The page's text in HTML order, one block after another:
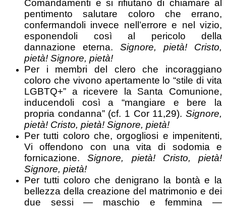
Comandamenti e si rifiutano di chiamare al
pentimento salutare coloro che errano,
confermandoli invece nell’errore e nel vizio,
esponendoli così al pericolo della
dannazione eterna. Signore, pietà! Cristo,
pietà! Signore, pietà!
Per i membri del clero che incoraggiano
coloro che vivono apertamente lo “stile di vita
LGBTQ+” a ricevere la Santa Comunione,
inducendoli così a “mangiare e bere la
propria condanna” (cf. 1 Cor 11,29). Signore,
pietà! Cristo, pietà! Signore, pietà!
Per tutti coloro che, orgogliosi e impenitenti,
Vi offendono con una vita di sodomia e
fornicazione.Signore, pietà! Cristo, pietà!
Signore, pietà!
Per tutti coloro che denigrano la bontà e la
bellezza della creazione del matrimonio e dei
due sessi — maschio e femmina —